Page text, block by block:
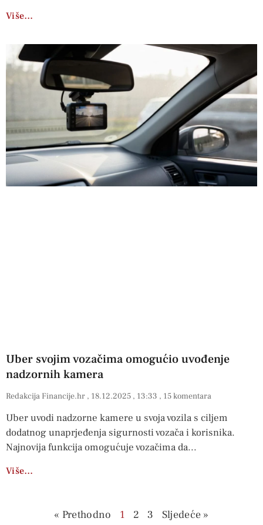
Više…
Uber svojim vozačima omogućio uvođenje
nadzornih kamera
Redakcija Financije.hr 18.12.2025 13:33 15 komentara
Uber uvodi nadzorne kamere u svoja vozila s ciljem
dodatnog unaprjeđenja sigurnosti vozača i korisnika.
Najnovija funkcija omogućuje vozačima da
Više…
« Prethodno 1 2 3 Sljedeće »